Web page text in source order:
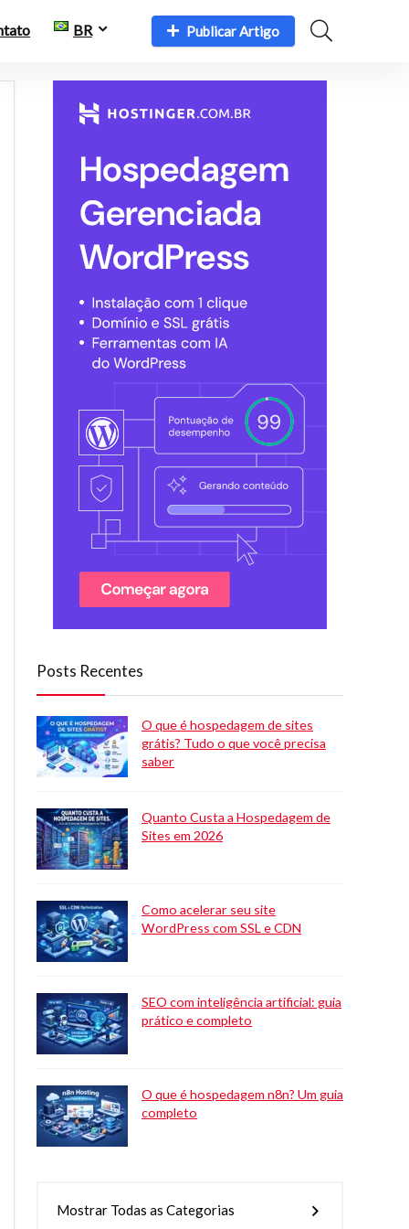
BR Publicar Artigo
Posts Recentes
O que é hospedagem de sites
grátis? Tudo o que você precisa
saber
Quanto Custa a Hospedagem de
Sites em 2026
Como acelerar seu site
WordPress com SSL e CDN
SEO com inteligência artificial: guia
prático e completo
O que é hospedagem n8n? Um guia
completo
Mostrar Todas as Categorias